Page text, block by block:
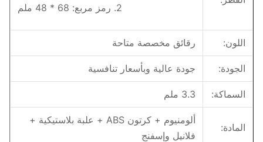
2. رمز مربع: 68 * 48 ملم
اللون: رقائق مخصصة متاحة
الجودة: جودة عالية وبأسعار تنافسية
السماكة: 3.3 ملم
المادة:
ألومنيوم + كرتون ABS + علبة بلاستيكية +
فلانيل وإسفنج